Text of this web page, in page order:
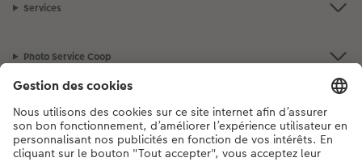
Services
Photo Service Coop
Assortiment
Notre sélection